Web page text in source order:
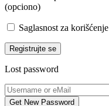
(opciono)
Saglasnost za
Registrujte se
Lost password